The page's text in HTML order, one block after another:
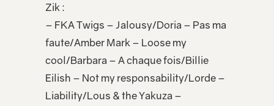
Zik :
– FKA Twigs – Jalousy/Doria – Pas ma
faute/Amber Mark – Loose my
cool/Barbara – A chaque fois/Billie
Eilish – Not my responsability/Lorde –
Liability/Lous & the Yakuza –